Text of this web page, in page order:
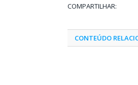
COMPARTILHAR:
CONTEÚDO